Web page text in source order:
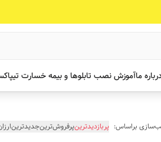
ماآموزش نصب تابلوها و بیمه خسارت
براساس: پربازدیدترینپرفروش‌ترینجدیدترین